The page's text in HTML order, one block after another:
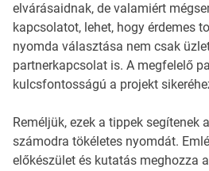
elvárásaidnak, de valamiért
kapcsolatot, lehet, hogy érdemes
nyomda választása nem csak
partnerkapcsolat is. A megfelelő
kulcsfontosságú a projekt
Reméljük, ezek a tippek segítenek
számodra tökéletes nyomdát.
előkészület és kutatás meghozza